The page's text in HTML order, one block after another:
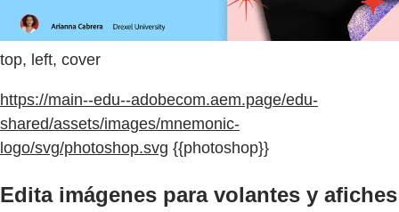
top, left, cover
https://main--edu--adobecom.aem.page/edu-
shared/assets/images/mnemonic-
logo/svg/photoshop.svg {{photoshop}}
Edita imágenes para volantes y afiches